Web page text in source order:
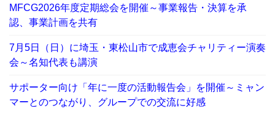
MFCG2026年度定期総会を開催～事業報告・決算を承
認、事業計画を共有
7月5日（日）に埼玉・東松山市で成恵会チャリティー演奏
会～名知代表も講演
サポーター向け「年に一度の活動報告会」を開催～ミャン
マーとのつながり、グループでの交流に好感